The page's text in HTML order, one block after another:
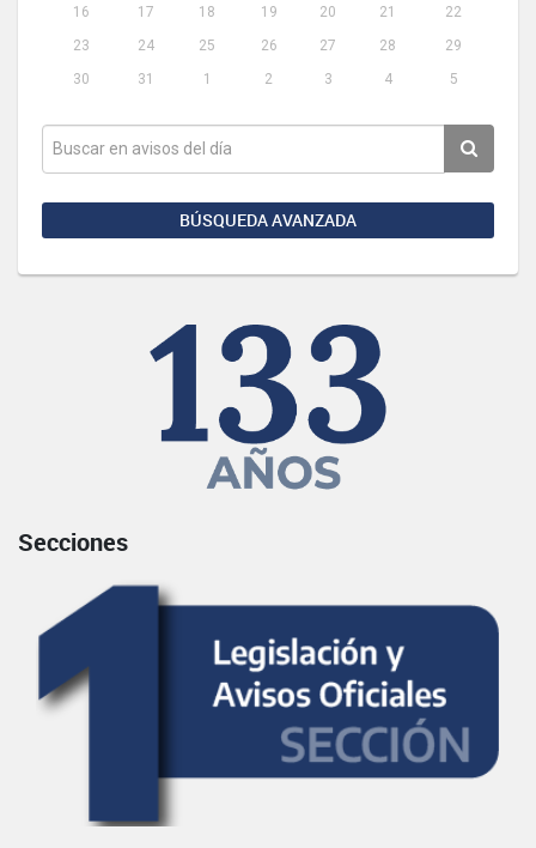
16
17 18 19 20 21
22
23
24 25 26 27 28
29
30
31 1 2 3 4 5
BÚSQUEDA AVANZADA
Secciones